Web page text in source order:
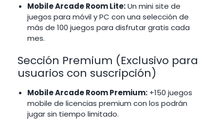
Mobile Arcade Room Lite:Un mini site de
juegos para móvil y PC con una selección de
más de 100 juegos para disfrutar gratis cada
mes.
Sección Premium (Exclusivo para
usuarios con suscripción)
Mobile Arcade Room Premium:+150 juegos
mobile de licencias premium con los podrán
jugar sin tiempo limitado.